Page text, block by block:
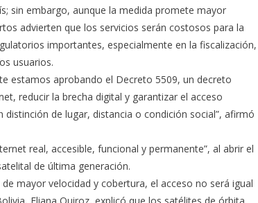
sin embargo, aunque la medida promete mayor
advierten que los servicios serán costosos para la
importantes, especialmente en la fiscalización,
usuarios.
estamos aprobando el Decreto 5509, un decreto
reducir la brecha digital y garantizar el acceso
de lugar, distancia o condición social”, afirmó
real, accesible, funcional y permanente”, al abrir el
de última generación.
mayor velocidad y cobertura, el acceso no será igual
Eliana Quiroz, explicó que los satélites de órbita